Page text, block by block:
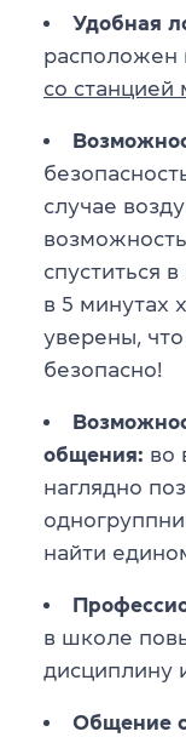
Удобная
расположен
со станцией
случае
спуститься
в 5 минутах
уверены,
безопасно!
общения: во
наглядно
найти
в школе
дисциплину
Общение